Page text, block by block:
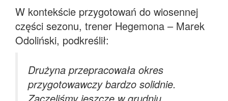
W kontekście przygotowań do wiosennej
części sezonu, trener Hegemona – Marek
Odoliński, podkreślił:
Drużyna przepracowała okres
przygotowawczy bardzo solidnie.